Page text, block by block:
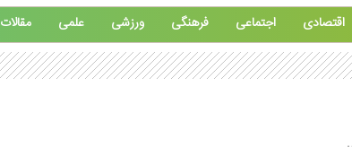
اقتصادی اجتماعی فرهنگی ورزشی علمی مقالات